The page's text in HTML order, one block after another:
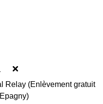
Relay (Enlèvement gratuit